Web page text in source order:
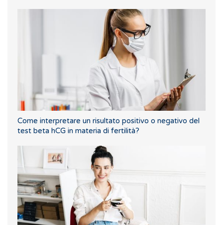
Come interpretare un risultato positivo o negativo del
test beta hCG in materia di fertilità?